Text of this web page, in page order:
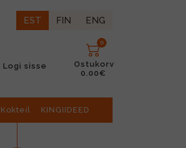
EST FIN ENG
Logi sisse
0
Ostukorv
0.00€
KINGIIDEED